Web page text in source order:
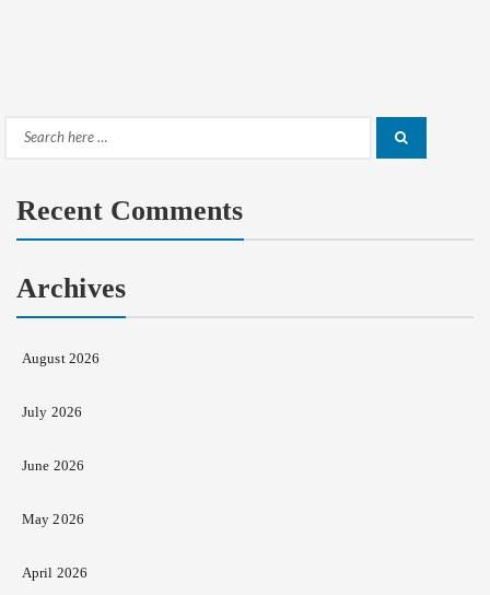
Search
Recent Comments
Archives
August 2026
July 2026
June 2026
May 2026
April 2026